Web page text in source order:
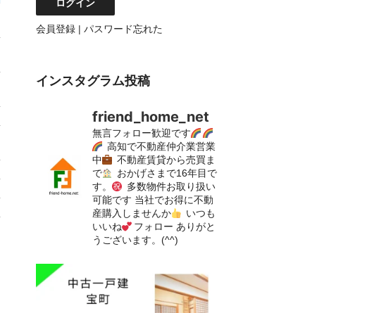
会員登録 | パスワード忘れた
インスタグラム投稿
friend_home_net
無言フォロー歓迎です
高知で不動産仲介業営業
中
不動産賃貸から売買ま
で
おかげさまで16年目で
す。
多数物件お取り扱い
可能です 当社でお得に不動
産購入しませんか
いつも
いいね
フォロー ありがと
うございます。(^^)